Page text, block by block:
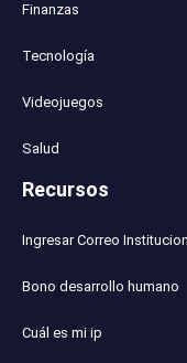
Finanzas
Tecnología
Videojuegos
Salud
Recursos
Ingresar Correo
Bono desarrollo humano
Cuál es mi ip